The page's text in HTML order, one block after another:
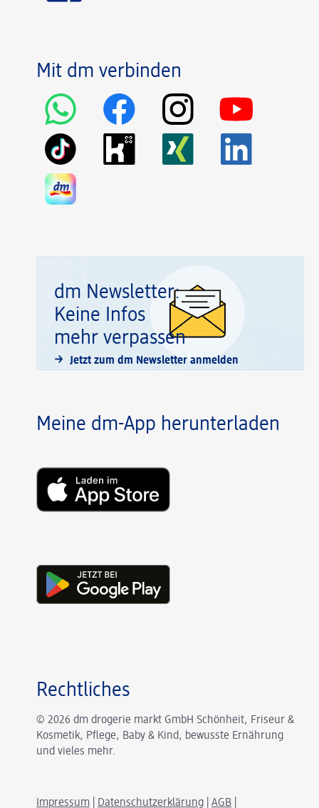
Mit dm verbinden
dm Newsletter:
Keine Infos
mehr verpassen
Jetzt zum dm Newsletter anmelden
Meine dm-App herunterladen
Rechtliches
© 2026 dm drogerie markt GmbH Schönheit, Friseur &
Kosmetik, Pflege, Baby & Kind, bewusste Ernährung
und vieles mehr.
Impressum Datenschutzerklärung AGB